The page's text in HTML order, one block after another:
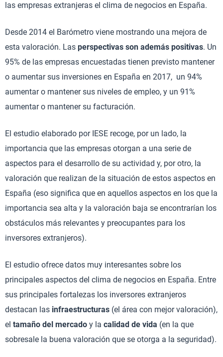
las empresas extranjeras el clima de negocios en España.
Desde 2014 el Barómetro viene mostrando una mejora de
esta valoración. Las perspectivas son además positivas. Un
95% de las empresas encuestadas tienen previsto mantener
o aumentar sus inversiones en España en 2017, un 94%
aumentar o mantener sus niveles de empleo, y un 91%
aumentar o mantener su facturación.
El estudio elaborado por IESE recoge, por un lado, la
importancia que las empresas otorgan a una serie de
aspectos para el desarrollo de su actividad y, por otro, la
valoración que realizan de la situación de estos aspectos en
España (eso significa que en aquellos aspectos en los que la
importancia sea alta y la valoración baja se encontrarían los
obstáculos más relevantes y preocupantes para los
inversores extranjeros).
El estudio ofrece datos muy interesantes sobre los
principales aspectos del clima de negocios en España. Entre
sus principales fortalezas los inversores extranjeros
destacan las infraestructuras (el área con mejor valoración),
el tamaño del mercado y la calidad de vida (en la que
sobresale la buena valoración que se otorga a la seguridad).